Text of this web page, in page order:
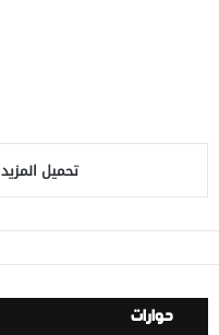
تحميل المزيد
حوارات